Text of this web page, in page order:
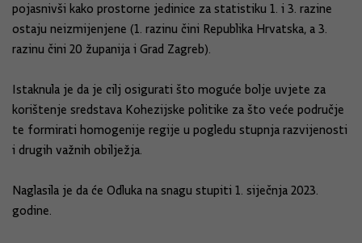
pojasnivši kako prostorne jedinice za statistiku 1. i 3. razine
ostaju neizmijenjene (1. razinu čini Republika Hrvatska, a 3.
razinu čini 20 županija i Grad Zagreb).
Istaknula je da je cilj osigurati što moguće bolje uvjete za
korištenje sredstava Kohezijske politike za što veće područje
te formirati homogenije regije u pogledu stupnja razvijenosti
i drugih važnih obilježja.
Naglasila je da će Odluka na snagu stupiti 1. siječnja 2023.
godine.